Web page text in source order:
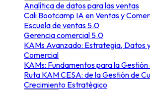
Analítica de datos para las ventas
Cali Bootcamp IA en Ventas y
Escuela de ventas 5.0
Gerencia comercial 5.0
KAMs Avanzado: Estrategia, Datos
Comercial
KAMs: Fundamentos para la
Ruta KAM CESA: de la Gestión de
Crecimiento Estratégico